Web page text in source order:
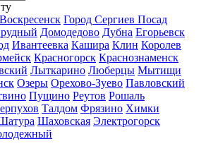
Воскресенск Город Сергиев Посад
Домодедово Дубна Егорьевск
Ивантеевка Кашира Клин Королев
Красногорск Краснознаменск
Лыткарино Люберцы Мытищи
Озеры Орехово-Зуево Павловский
Пущино Реутов Рошаль
Талдом Фрязино Химки
Шаховская Электрогорск